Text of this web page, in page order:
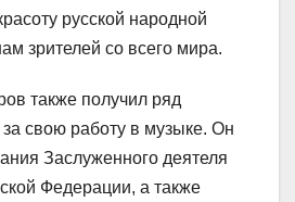
русской народной
зрителей со всего мира.
также получил ряд
за свою работу в музыке. Он
Заслуженного деятеля
Федерации, а также